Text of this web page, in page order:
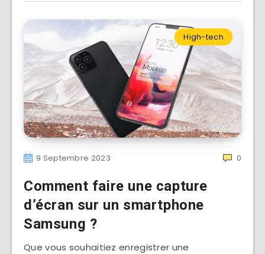
High-tech
9 Septembre 2023 0
Comment faire une capture
d’écran sur un smartphone
Samsung ?
Que vous souhaitiez enregistrer une